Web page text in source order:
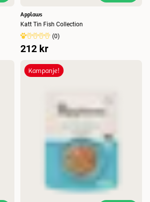
Applaws
Katt Tin Fish Collection
(0)
212 kr
Kampanje!